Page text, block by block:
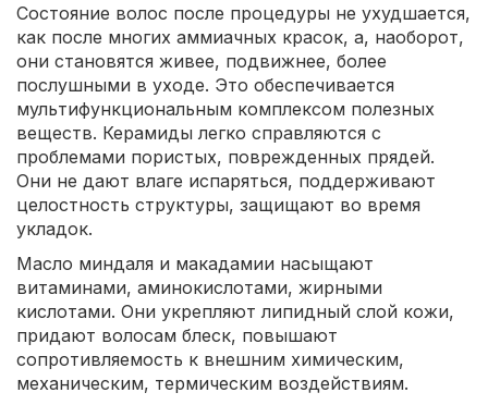
Состояние волос после процедуры не ухудшается,
как после многих аммиачных красок, а, наоборот,
они становятся живее, подвижнее, более
послушными в уходе. Это обеспечивается
мультифункциональным комплексом полезных
веществ. Керамиды легко справляются с
проблемами пористых, поврежденных прядей.
Они не дают влаге испаряться, поддерживают
целостность структуры, защищают во время
укладок.
Масло миндаля и макадамии насыщают
витаминами, аминокислотами, жирными
кислотами. Они укрепляют липидный слой кожи,
придают волосам блеск, повышают
сопротивляемость к внешним химическим,
механическим, термическим воздействиям.